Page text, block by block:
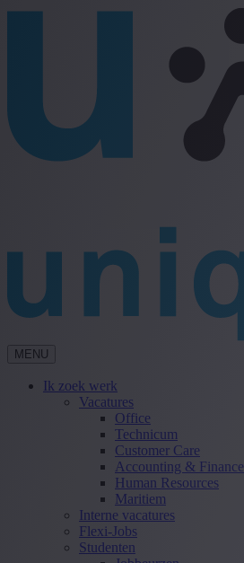
MENU
Ik zoek werk
Vacatures
Office
Technicum
Customer Care
Accounting & Finance
Human Resources
Maritiem
Interne vacatures
Flexi-Jobs
Studenten